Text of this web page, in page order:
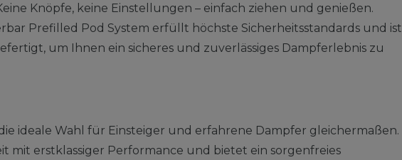
Knöpfe, keine Einstellungen – einfach ziehen und genießen.
Prefilled Pod System erfüllt höchste Sicherheitsstandards und ist
um Ihnen ein sicheres und zuverlässiges Dampferlebnis zu
ideale Wahl für Einsteiger und erfahrene Dampfer gleichermaßen.
mit erstklassiger Performance und bietet ein sorgenfreies